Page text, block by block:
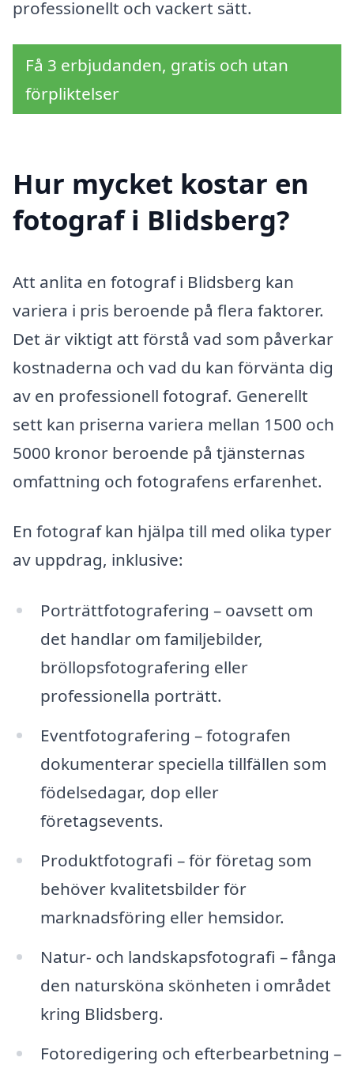
professionellt och vackert sätt.
Få 3 erbjudanden, gratis och utan
förpliktelser
Hur mycket kostar en
fotograf i Blidsberg?
Att anlita en fotograf i Blidsberg kan
variera i pris beroende på flera faktorer.
Det är viktigt att förstå vad som påverkar
kostnaderna och vad du kan förvänta dig
av en professionell fotograf. Generellt
sett kan priserna variera mellan 1500 och
5000 kronor beroende på tjänsternas
omfattning och fotografens erfarenhet.
En fotograf kan hjälpa till med olika typer
av uppdrag, inklusive:
Porträttfotografering – oavsett om
det handlar om familjebilder,
bröllopsfotografering eller
professionella porträtt.
Eventfotografering – fotografen
dokumenterar speciella tillfällen som
födelsedagar, dop eller
företagsevents.
Produktfotografi – för företag som
behöver kvalitetsbilder för
marknadsföring eller hemsidor.
Natur- och landskapsfotografi – fånga
den natursköna skönheten i området
kring Blidsberg.
Fotoredigering och efterbearbetning –